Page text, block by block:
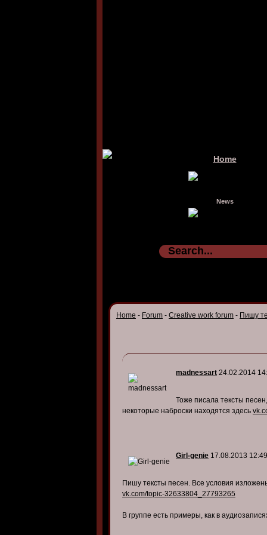
Home
News
Home - Forum - Creative work forum - Пишу
madnessart 24.02.2014
Тоже писала тексты
некоторые наброски находятся здесь
Girl-genie 17.08.2013 12:49
Пишу тексты песен. Все условия
vk.com/topic-32633804_27793265
В группе есть примеры, как в